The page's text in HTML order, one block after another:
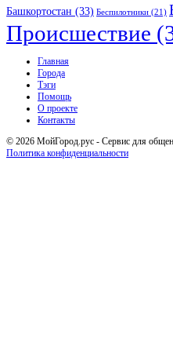
Башкортостан (33) Беспилотники (21)
Происшествие
Исследовать
Главная
Города
Тэги
Помощь
О проекте
Контакты
© 2026 МойГород.рус - Cервис для
Политика конфиденциальности